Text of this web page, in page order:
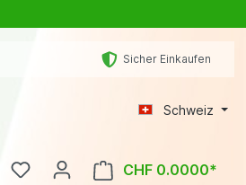
Sicher Einkaufen
Schweiz
CHF 0.0000*